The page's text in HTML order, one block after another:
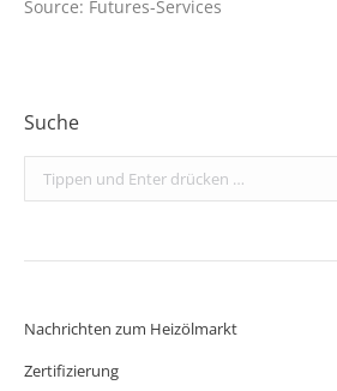
Source: Futures-Services
Suche
Search:
Nachrichten zum Heizölmarkt
Zertifizierung